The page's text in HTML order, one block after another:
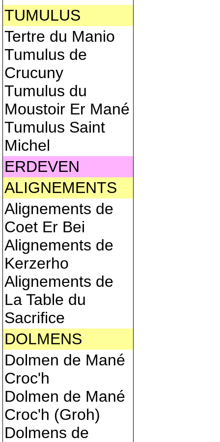
TUMULUS
Tertre du Manio
Tumulus de
Crucuny
Tumulus du
Moustoir Er Mané
Tumulus Saint
Michel
ERDEVEN
ALIGNEMENTS
Alignements de
Coet Er Bei
Alignements de
Kerzerho
Alignements de
La Table du
Sacrifice
DOLMENS
Dolmen de Mané
Croc'h
Dolmen de Mané
Croc'h (Groh)
Dolmens de